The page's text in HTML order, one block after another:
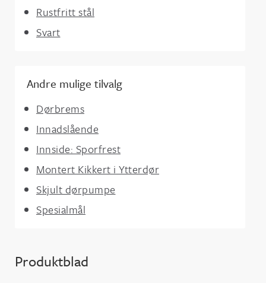
Rustfritt stål
Svart
Andre mulige tilvalg
Dørbrems
Innadslående
Innside: Sporfrest
Montert Kikkert i Ytterdør
Skjult dørpumpe
Spesialmål
Produktblad